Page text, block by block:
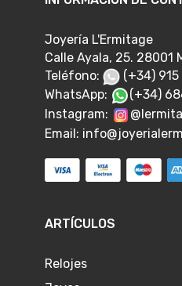
Joyería L'Ermitage
Calle Ayala, 25. 28001
Teléfono:
(+34) 915
WhatsApp:
(+34)
Instagram:
Email:
ARTÍCULOS
Relojes